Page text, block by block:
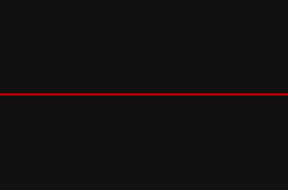
automatico bizona "Air Care